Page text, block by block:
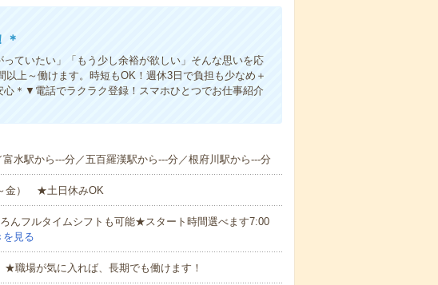
＊
ていたい」「もう少し余裕が欲しい」そんな思いを応
上～働けます。時短もOK！週休3日で負担も少なめ＋
＊▼電話でラクラク登録！スマホひとつでお仕事紹介
水駅から---分／五百羅漢駅から---分／根府川駅から---分
金） ★土日休みOK
んフルタイムシフトも可能★スタート時間選べます7:00
を見る
場が気に入れば、長期でも働けます！